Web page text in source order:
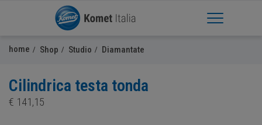
Apri Menu
home Shop Studio Diamantate
Cilindrica testa tonda
€ 141,15